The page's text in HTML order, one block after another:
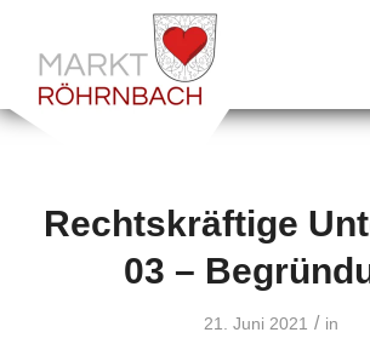
Rechtskräftige
03 –
21. Juni 2021 / in